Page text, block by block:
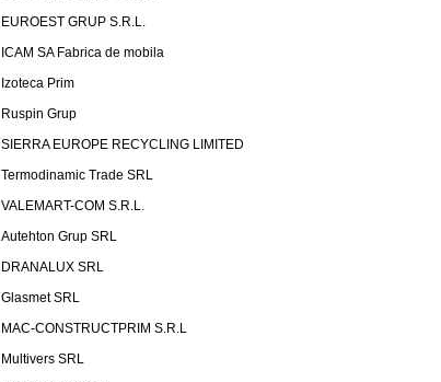
EUROEST GRUP S.R.L.
ICAM SA Fabrica de mobila
Izoteca Prim
Ruspin Grup
SIERRA EUROPE RECYCLING LIMITED
Termodinamic Trade SRL
VALEMART-COM S.R.L.
Autehton Grup SRL
DRANALUX SRL
Glasmet SRL
MAC-CONSTRUCTPRIM S.R.L
Multivers SRL